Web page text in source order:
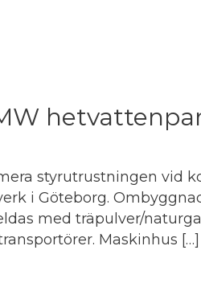
styrutrustningen vid
i Göteborg.
med träpulver/
Maskinhus […]